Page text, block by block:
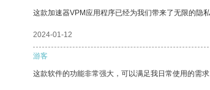
这款加速器VPM应用程序已经为我们带来了无限的隐私
2024-01-12
游客
这款软件的功能非常强大，可以满足我日常使用的需求